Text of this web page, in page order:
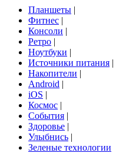
Планшеты |
Фитнес |
Консоли |
Ретро |
Ноутбуки |
Источники питания |
Накопители |
Android |
iOS |
Космос |
События |
Здоровье |
Улыбнись |
Зеленые технологии